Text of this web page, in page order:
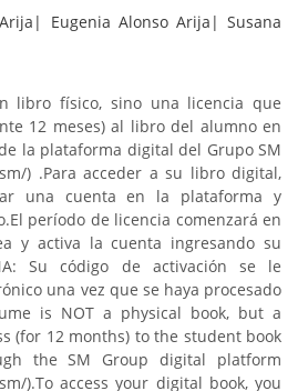
Eugenia Alonso Arija| Susana
libro físico, sino una licencia que
12 meses) al libro del alumno en
la plataforma digital del Grupo SM
) .Para acceder a su libro digital,
una cuenta en la plataforma y
El período de licencia comenzará en
y activa la cuenta ingresando su
Su código de activación se le
una vez que se haya procesado
is NOT a physical book, but a
(for 12 months) to the student book
the SM Group digital platform
).To access your digital book, you